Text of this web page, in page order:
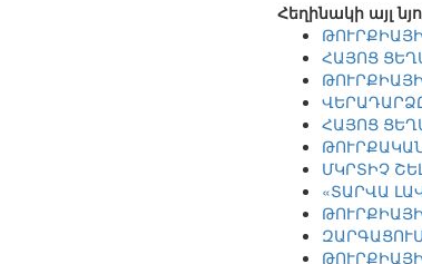
Հեղինակի այլ
ՀԱՅՈՑ
ՀԱՅՈՑ
ՄԿՐՏԻՉ
«ՏԱՐՎԱ